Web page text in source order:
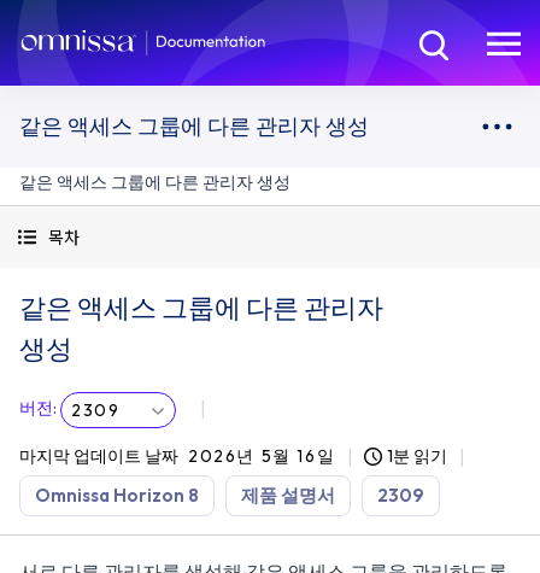
같은 액세스 그룹에 다른 관리자 생성
같은 액세스 그룹에 다른 관리자 생성
목차
같은 액세스 그룹에 다른 관리자
생성
버전: 2309
마지막 업데이트 날짜 2026년 5월 16일 1분 읽기
Omnissa Horizon 8 제품 설명서 2309